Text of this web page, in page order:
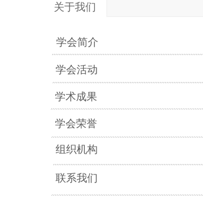
关于我们
学会简介
学会活动
学术成果
学会荣誉
组织机构
联系我们